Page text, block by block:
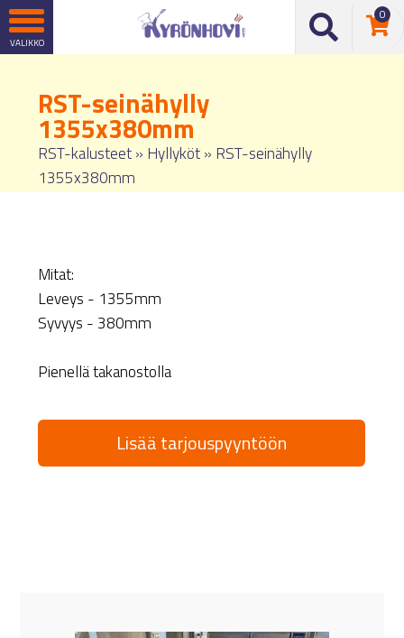
0
RST-seinähylly
1355x380mm
RST-kalusteet» Hyllyköt» RST-seinähylly
1355x380mm
Mitat:
Leveys - 1355mm
Syvyys - 380mm
Pienellä takanostolla
Lisää tarjouspyyntöön